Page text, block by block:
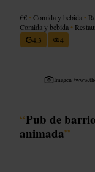
€€ •Comida y bebida •
Comida y bebida •
4,3
4
Imagen /
“Pub de
animada”